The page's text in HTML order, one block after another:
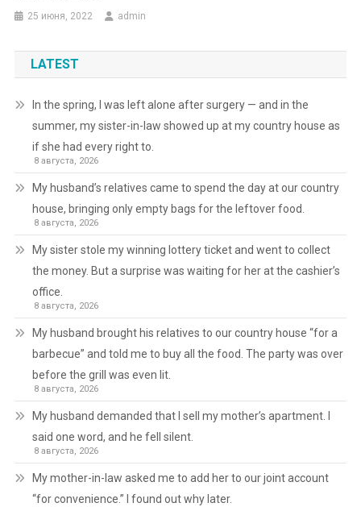
25 июня, 2022 admin
LATEST
In the spring, I was left alone after surgery — and in the
summer, my sister-in-law showed up at my country house as
if she had every right to.
8 августа, 2026
My husband’s relatives came to spend the day at our country
house, bringing only empty bags for the leftover food.
8 августа, 2026
My sister stole my winning lottery ticket and went to collect
the money. But a surprise was waiting for her at the cashier’s
office.
8 августа, 2026
My husband brought his relatives to our country house “for a
barbecue” and told me to buy all the food. The party was over
before the grill was even lit.
8 августа, 2026
My husband demanded that I sell my mother’s apartment. I
said one word, and he fell silent.
8 августа, 2026
My mother-in-law asked me to add her to our joint account
“for convenience.” I found out why later.